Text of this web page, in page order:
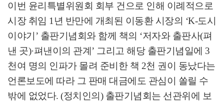
이번 윤리특별위원회 회부 건으로 인해 이례적으로
시장 취임 1년 반만에 개최된 이동환 시장의 ‘K-도시
이야기 ’ 출판기념회와 함께 책의 ‘저자와 출판사(펴
낸 곳)·펴낸이의 관계 ’ 그리고 해당 출판기념일에 3
천여 명의 인파가 몰려 준비한 책 2천 권이 동났다는
언론보도에 따라 그 판매 대금에도 관심이 쏠릴 수
밖에 없었다. (정치인의 ) 출판기념회는 선관위에 보